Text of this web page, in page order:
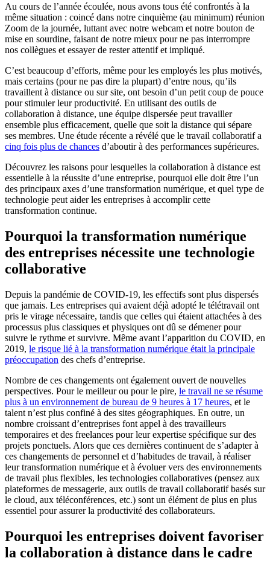
Au cours de l’année écoulée, nous avons tous été confrontés à la
même situation : coincé dans notre cinquième (au minimum) réunion
Zoom de la journée, luttant avec notre webcam et notre bouton de
mise en sourdine, faisant de notre mieux pour ne pas interrompre
nos collègues et essayer de rester attentif et impliqué.
C’est beaucoup d’efforts, même pour les employés les plus motivés,
mais certains (pour ne pas dire la plupart) d’entre nous, qu’ils
travaillent à distance ou sur site, ont besoin d’un petit coup de pouce
pour stimuler leur productivité. En utilisant des outils de
collaboration à distance, une équipe dispersée peut travailler
ensemble plus efficacement, quelle que soit la distance qui sépare
ses membres. Une étude récente a révélé que le travail collaboratif a
cinq fois plus de chances d’aboutir à des performances supérieures.
Découvrez les raisons pour lesquelles la collaboration à distance est
essentielle à la réussite d’une entreprise, pourquoi elle doit être l’un
des principaux axes d’une transformation numérique, et quel type de
technologie peut aider les entreprises à accomplir cette
transformation continue.
Pourquoi la transformation numérique
des entreprises nécessite une technologie
collaborative
Depuis la pandémie de COVID-19, les effectifs sont plus dispersés
que jamais. Les entreprises qui avaient déjà adopté le télétravail ont
pris le virage nécessaire, tandis que celles qui étaient attachées à des
processus plus classiques et physiques ont dû se démener pour
suivre le rythme et survivre. Même avant l’apparition du COVID, en
2019, le risque lié à la transformation numérique était la principale
préoccupation des chefs d’entreprise.
Nombre de ces changements ont également ouvert de nouvelles
perspectives. Pour le meilleur ou pour le pire, le travail ne se résume
plus à un environnement de bureau de 9 heures à 17 heures, et le
talent n’est plus confiné à des sites géographiques. En outre, un
nombre croissant d’entreprises font appel à des travailleurs
temporaires et des freelances pour leur expertise spécifique sur des
projets ponctuels. Alors que ces dernières continuent de s’adapter à
ces changements de personnel et d’habitudes de travail, à réaliser
leur transformation numérique et à évoluer vers des environnements
de travail plus flexibles, les technologies collaboratives (pensez aux
plateformes de messagerie, aux outils de travail collaboratif basés sur
le cloud, aux téléconférences, etc.) sont un élément de plus en plus
essentiel pour assurer la productivité des collaborateurs.
Pourquoi les entreprises doivent favoriser
la collaboration à distance dans le cadre